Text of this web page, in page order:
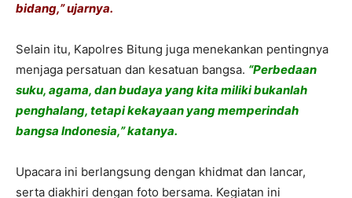
bidang,” ujarnya.
Selain itu, Kapolres Bitung juga menekankan pentingnya
menjaga persatuan dan kesatuan bangsa. “Perbedaan
suku, agama, dan budaya yang kita miliki bukanlah
penghalang, tetapi kekayaan yang memperindah
bangsa Indonesia,” katanya.
Upacara ini berlangsung dengan khidmat dan lancar,
serta diakhiri dengan foto bersama. Kegiatan ini